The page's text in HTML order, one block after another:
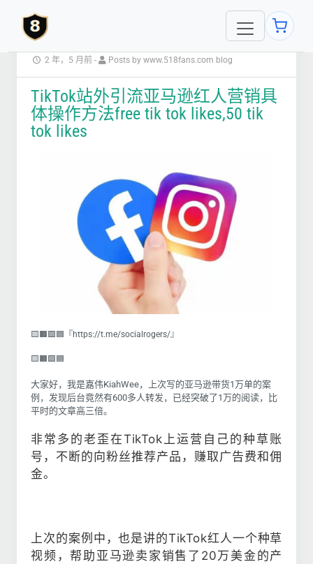
2 年，5 月前 - Posts by www.518fans.com blog
TikTok站外引流亚马逊红人营销具
体操作方法free tik tok likes,50 tik
tok likes
🟨🟧🟩🟦『https://t.me/socialrogers/』
🟨🟧🟩🟦
大家好，我是嘉伟KiahWee，上次写的亚马逊带货1万单的案
例，发现后台竟然有600多人转发，已经突破了1万的阅读，比
平时的文章高三倍。
非常多的老歪在TikTok上运营自己的种草账
号，不断的向粉丝推荐产品，赚取广告费和佣
金。
上次的案例中，也是讲的TikTok红人一个种草
视频，帮助亚马逊卖家销售了20万美金的产